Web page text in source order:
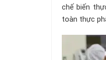
chế biến
toàn thực